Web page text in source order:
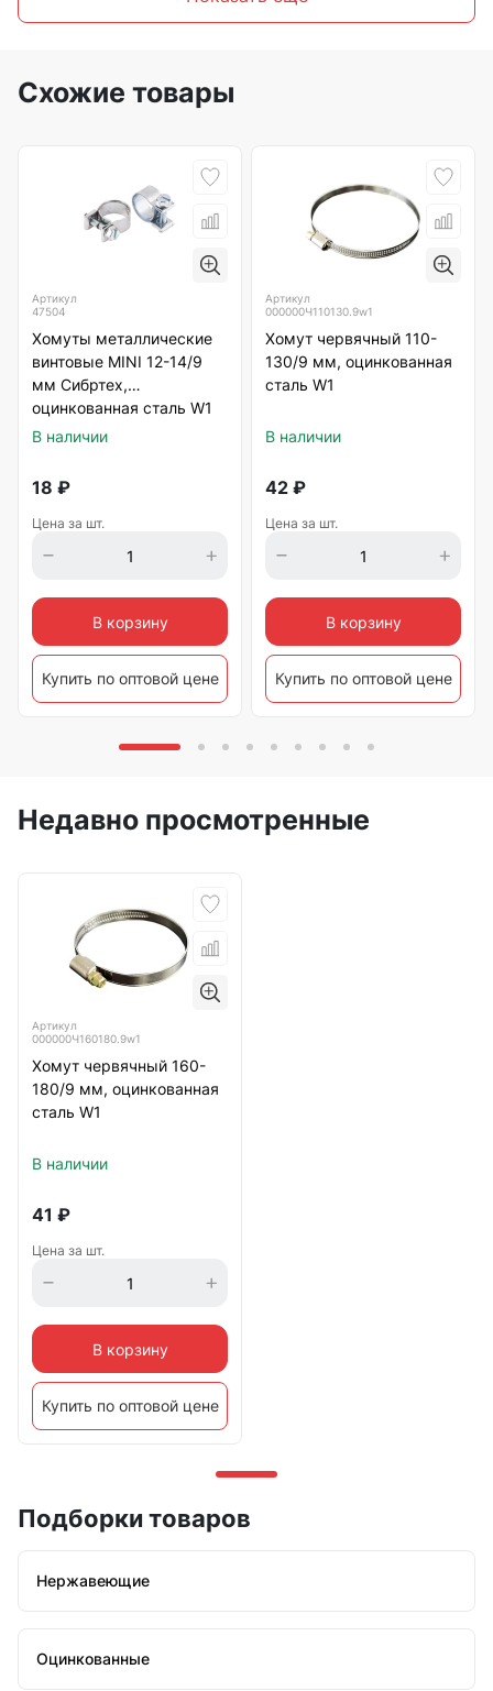
Схожие товары
Артикул
47504
Хомуты металлические
винтовые MINI 12-14/9
мм Сибртех,
оцинкованная сталь W1
В наличии
18 ₽
Цена за шт.
В корзину
Купить по оптовой цене
Артикул
000000Ч110130.9w1
Хомут червячный 110-
130/9 мм, оцинкованная
сталь W1
В наличии
42 ₽
Цена за шт.
В корзину
Купить по оптовой цене
Недавно просмотренные
Артикул
000000Ч160180.9w1
Хомут червячный 160-
180/9 мм, оцинкованная
сталь W1
В наличии
41 ₽
Цена за шт.
В корзину
Купить по оптовой цене
Подборки товаров
Нержавеющие
Оцинкованные